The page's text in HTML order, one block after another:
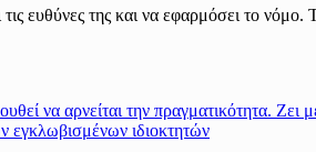
ευθύνες της και να εφαρμόσει το νόμο.
να αρνείται την πραγματικότητα. Ζει
ιδιοκτητών